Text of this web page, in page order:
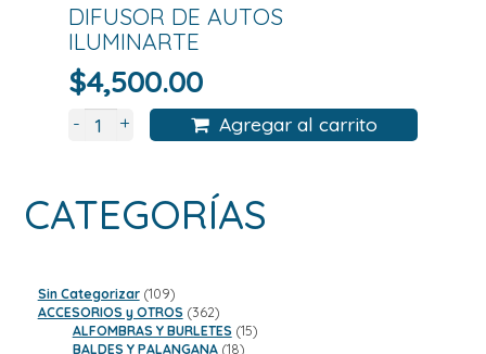
DIFUSOR DE AUTOS
ILUMINARTE
$4,500.00
- + Agregar al carrito
CATEGORÍAS
Sin Categorizar 109109
productos
ACCESORIOS y OTROS 362362
productos
ALFOMBRAS Y BURLETES 1515
BALDES Y PALANGANA 1818